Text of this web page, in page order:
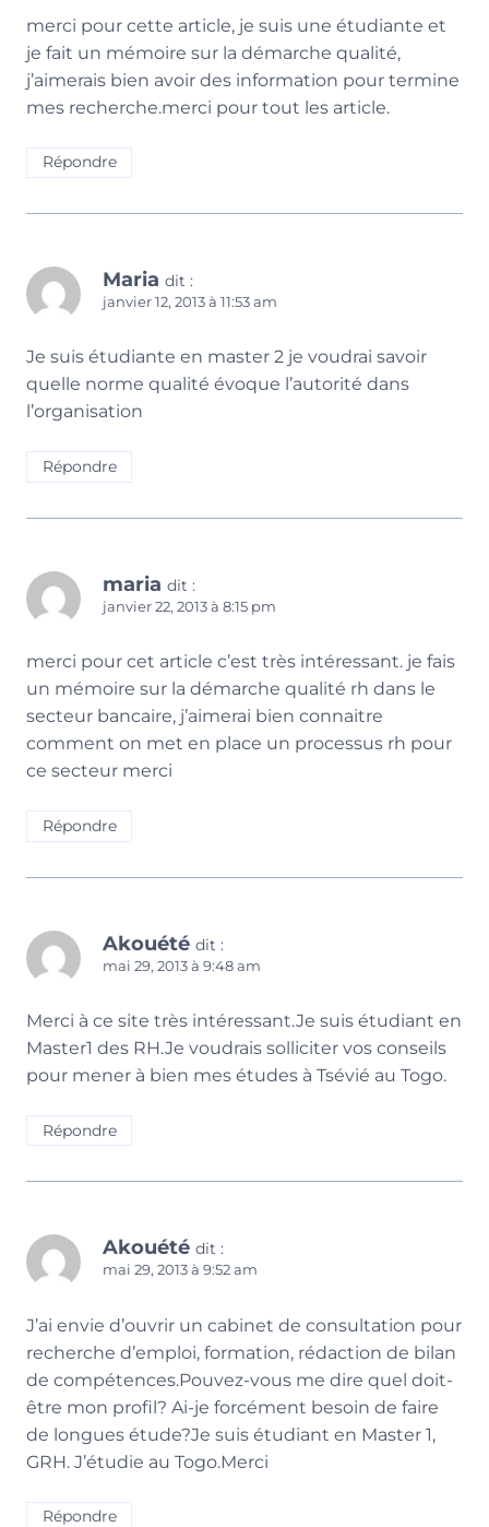
merci pour cette article, je suis une étudiante et
je fait un mémoire sur la démarche qualité,
j’aimerais bien avoir des information pour termine
mes recherche.merci pour tout les article.
Répondre
Maria dit :
janvier 12, 2013 à 11:53 am
Je suis étudiante en master 2 je voudrai savoir
quelle norme qualité évoque l’autorité dans
l’organisation
Répondre
maria dit :
janvier 22, 2013 à 8:15 pm
merci pour cet article c’est très intéressant. je fais
un mémoire sur la démarche qualité rh dans le
secteur bancaire, j’aimerai bien connaitre
comment on met en place un processus rh pour
ce secteur merci
Répondre
Akouété dit :
mai 29, 2013 à 9:48 am
Merci à ce site très intéressant.Je suis étudiant en
Master1 des RH.Je voudrais solliciter vos conseils
pour mener à bien mes études à Tsévié au Togo.
Répondre
Akouété dit :
mai 29, 2013 à 9:52 am
J’ai envie d’ouvrir un cabinet de consultation pour
recherche d’emploi, formation, rédaction de bilan
de compétences.Pouvez-vous me dire quel doit-
être mon profil? Ai-je forcément besoin de faire
de longues étude?Je suis étudiant en Master 1,
GRH. J’étudie au Togo.Merci
Répondre